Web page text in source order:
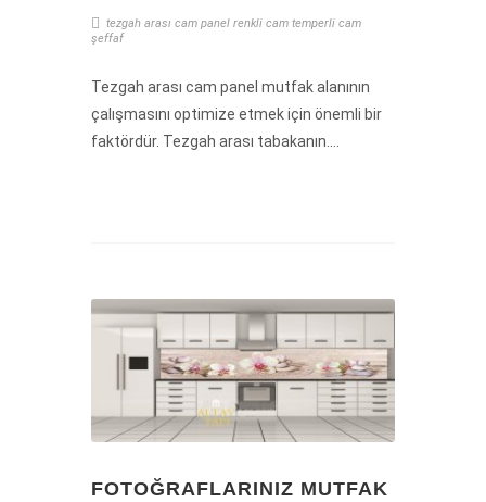
tezgah arası cam panel renkli cam temperli cam
şeffaf
Tezgah arası cam panel mutfak alanının
çalışmasını optimize etmek için önemli bir
faktördür. Tezgah arası tabakanın....
FOTOĞRAFLARINIZ MUTFAK